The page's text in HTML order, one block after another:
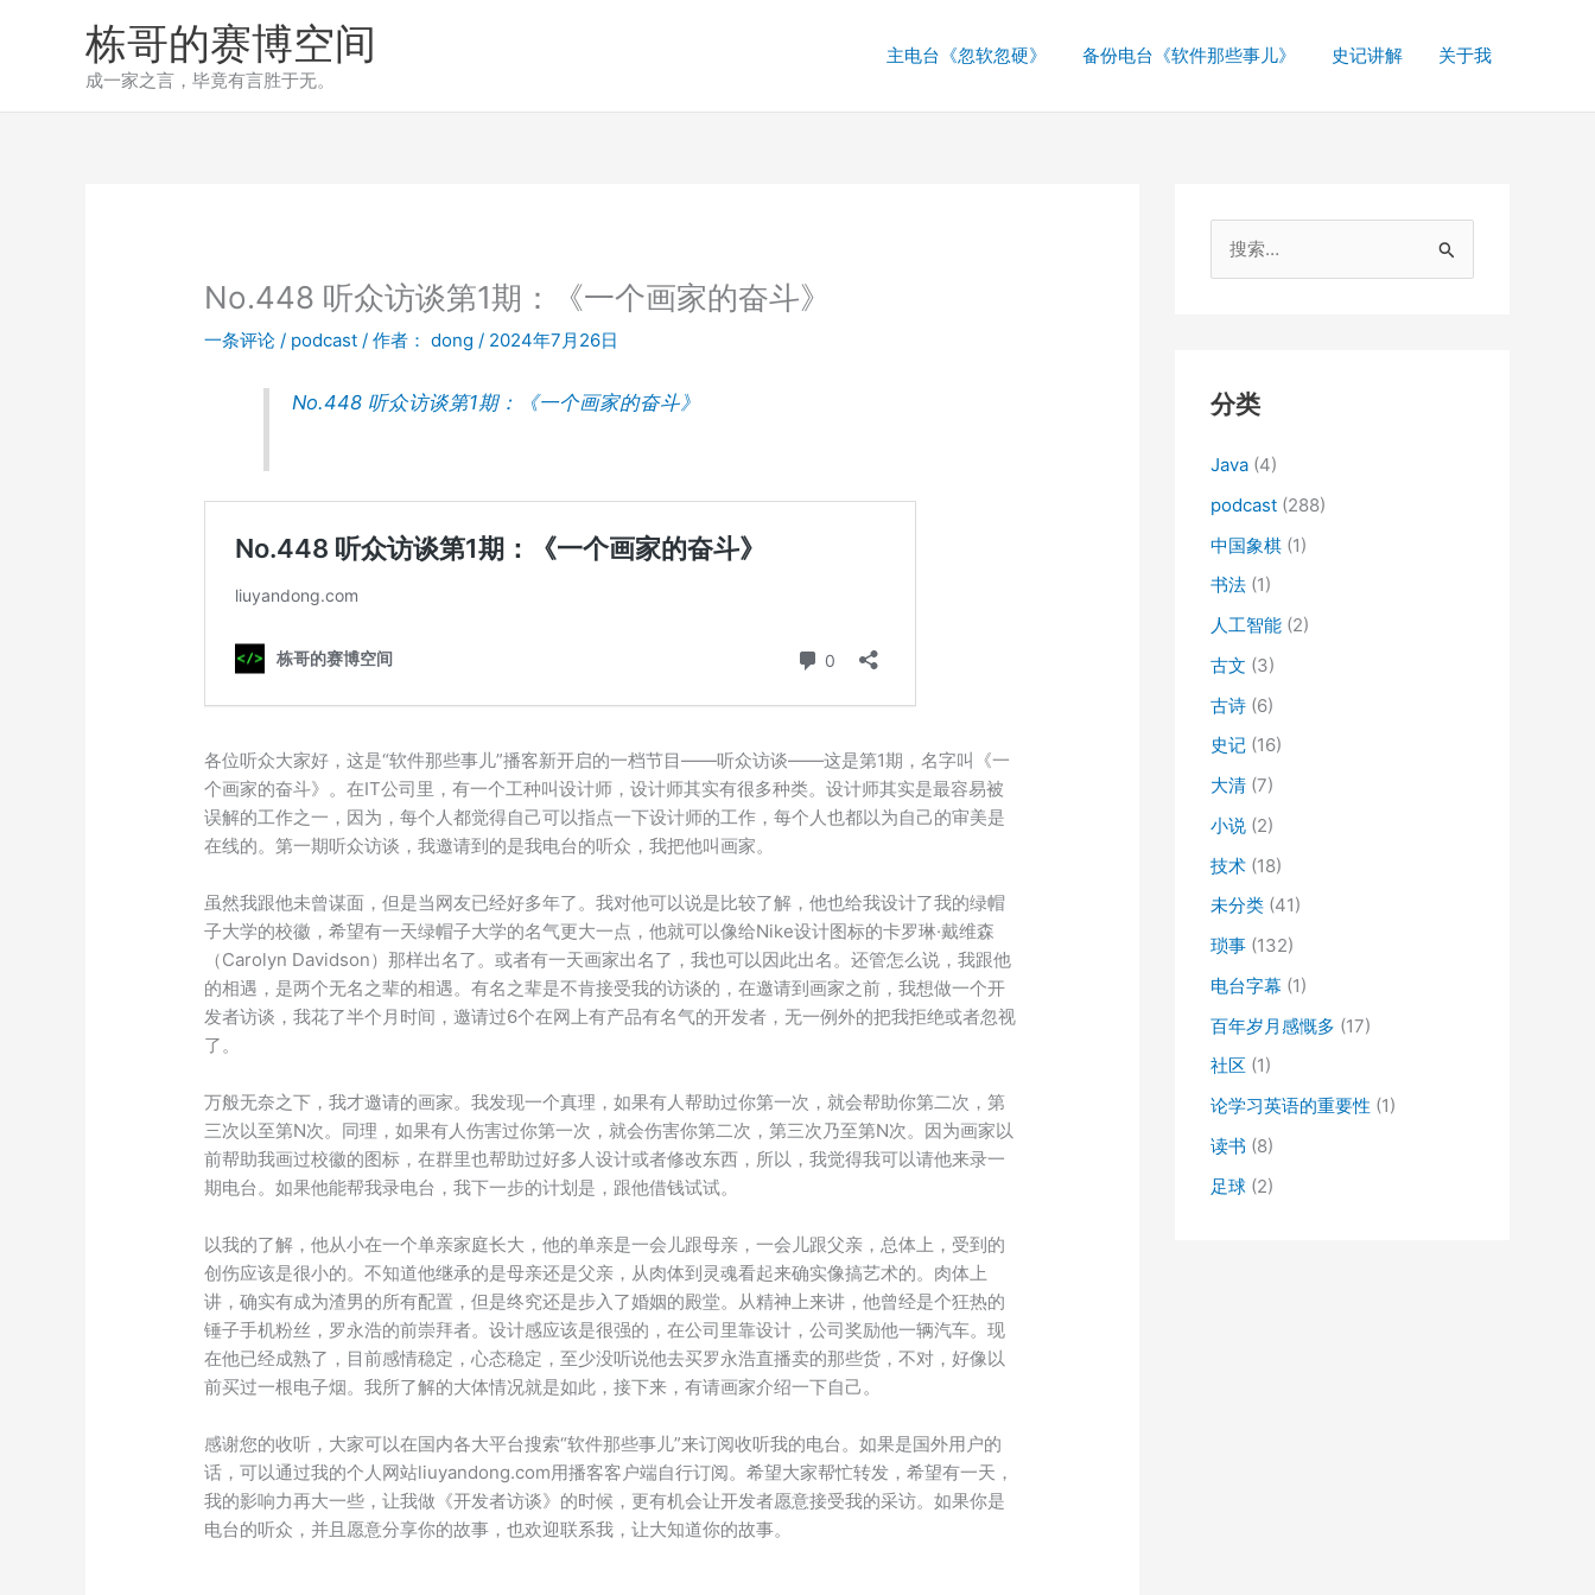
栋哥的赛博空间
成一家之言，毕竟有言胜于无。
主电台《忽软忽硬》 备份电台《软件那些事儿》 史记讲解 关于我
No.448 听众访谈第1期：《一个画家的奋斗》
一条评论 / podcast / 作者： dong/ 2024年7月26日
No.448 听众访谈第1期：《一个画家的奋斗》
各位听众大家好，这是“软件那些事儿”播客新开启的一档节目——听众访谈——这是第1期，名字叫《一
个画家的奋斗》。在IT公司里，有一个工种叫设计师，设计师其实有很多种类。设计师其实是最容易被
误解的工作之一，因为，每个人都觉得自己可以指点一下设计师的工作，每个人也都以为自己的审美是
在线的。第一期听众访谈，我邀请到的是我电台的听众，我把他叫画家。
虽然我跟他未曾谋面，但是当网友已经好多年了。我对他可以说是比较了解，他也给我设计了我的绿帽
子大学的校徽，希望有一天绿帽子大学的名气更大一点，他就可以像给Nike设计图标的卡罗琳·戴维森
（Carolyn Davidson）那样出名了。或者有一天画家出名了，我也可以因此出名。还管怎么说，我跟他
的相遇，是两个无名之辈的相遇。有名之辈是不肯接受我的访谈的，在邀请到画家之前，我想做一个开
发者访谈，我花了半个月时间，邀请过6个在网上有产品有名气的开发者，无一例外的把我拒绝或者忽视
了。
万般无奈之下，我才邀请的画家。我发现一个真理，如果有人帮助过你第一次，就会帮助你第二次，第
三次以至第N次。同理，如果有人伤害过你第一次，就会伤害你第二次，第三次乃至第N次。因为画家以
前帮助我画过校徽的图标，在群里也帮助过好多人设计或者修改东西，所以，我觉得我可以请他来录一
期电台。如果他能帮我录电台，我下一步的计划是，跟他借钱试试。
以我的了解，他从小在一个单亲家庭长大，他的单亲是一会儿跟母亲，一会儿跟父亲，总体上，受到的
创伤应该是很小的。不知道他继承的是母亲还是父亲，从肉体到灵魂看起来确实像搞艺术的。肉体上
讲，确实有成为渣男的所有配置，但是终究还是步入了婚姻的殿堂。从精神上来讲，他曾经是个狂热的
锤子手机粉丝，罗永浩的前崇拜者。设计感应该是很强的，在公司里靠设计，公司奖励他一辆汽车。现
在他已经成熟了，目前感情稳定，心态稳定，至少没听说他去买罗永浩直播卖的那些货，不对，好像以
前买过一根电子烟。我所了解的大体情况就是如此，接下来，有请画家介绍一下自己。
感谢您的收听，大家可以在国内各大平台搜索“软件那些事儿”来订阅收听我的电台。如果是国外用户的
话，可以通过我的个人网站liuyandong.com用播客客户端自行订阅。希望大家帮忙转发，希望有一天，
我的影响力再大一些，让我做《开发者访谈》的时候，更有机会让开发者愿意接受我的采访。如果你是
电台的听众，并且愿意分享你的故事，也欢迎联系我，让大知道你的故事。
分类
Java (4)
podcast (288)
中国象棋 (1)
书法 (1)
人工智能 (2)
古文 (3)
古诗 (6)
史记 (16)
大清 (7)
小说 (2)
技术 (18)
未分类 (41)
琐事 (132)
电台字幕 (1)
百年岁月感慨多 (17)
社区 (1)
论学习英语的重要性 (1)
读书 (8)
足球 (2)